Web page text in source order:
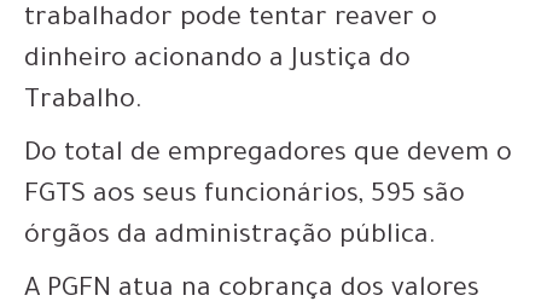
trabalhador pode tentar reaver o
dinheiro acionando a Justiça do
Trabalho.
Do total de empregadores que devem o
FGTS aos seus funcionários, 595 são
órgãos da administração pública.
A PGFN atua na cobrança dos valores